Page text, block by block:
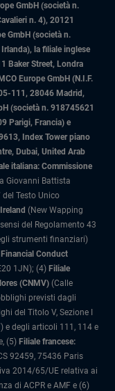
GmbH (società n.
n. 4), 20121
GmbH (società n.
la filiale inglese
Baker Street, Londra
Europe GmbH (N.I.F.
111, 28046 Madrid,
(società n. 918745621
Parigi, Francia) e
Index Tower piano
Dubai, United Arab
italiana: Commissione
Giovanni Battista
Testo Unico
(New Wapping
del Regolamento 43
strumenti finanziari)
Conduct
1JN); (4) Filiale
(CNMV) (Calle
previsti dagli
del Titolo V, Sezione I
e degli articoli 111, 114 e
(5) Filiale francese:
92459, 75436 Paris
2014/65/UE relativa ai
di ACPR e AMF e (6)